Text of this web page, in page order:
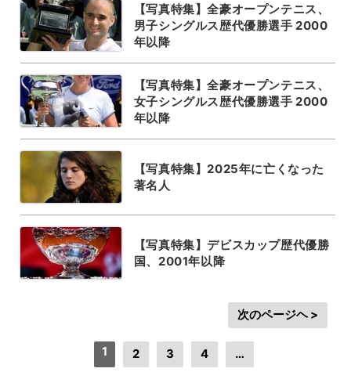
【写真特集】全豪オープンテニス、
男子シングルス歴代優勝選手 2000
年以降
【写真特集】全豪オープンテニス、
女子シングルス歴代優勝選手 2000
年以降
【写真特集】2025年に亡くなった
著名人
【写真特集】デビスカップ歴代優勝
国、2001年以降
1 2 3 4 …
次のページヘ >